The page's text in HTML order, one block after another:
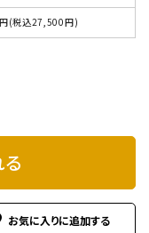
(税込27,500円)